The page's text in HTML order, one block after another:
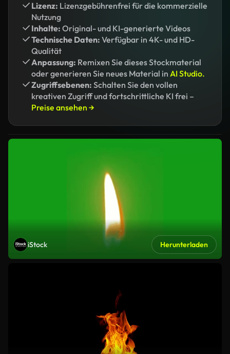
Lizenz: Lizenzgebührenfrei für die kommerzielle
Nutzung
Inhalte: Original- und KI-generierte Videos
Technische Daten: Verfügbar in 4K- und HD-
Qualität
Anpassung: Remixen Sie dieses Stockmaterial
oder generieren Sie neues Material in AI Studio.
Zugriffsebenen: Schalten Sie den vollen
kreativen Zugriff und fortschrittliche KI frei –
Preise ansehen →
iStock Herunterladen